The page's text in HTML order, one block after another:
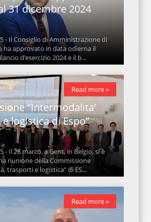
31 dicembre 2024
- Il Consiglio di Amministrazione di
ha approvato in data odierna il
d’esercizio 2024 e il b...
“Intermodalita’
logistica di Espo”
- Il 26 marzo, a Gent, in Belgio, si è
riunione della Commissione
trasporti e logistica” di ES...
Read more »
Read more »